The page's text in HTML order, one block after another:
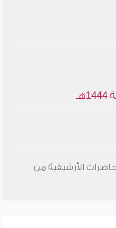
الأرشيفية من